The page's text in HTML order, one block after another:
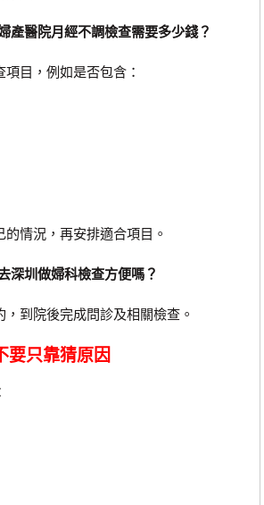
產醫院月經不調檢查需要多少錢？
目，例如是否包含：
情況，再安排適合項目。
深圳做婦科檢查方便嗎？
到院後完成問診及相關檢查。
要只靠猜原因